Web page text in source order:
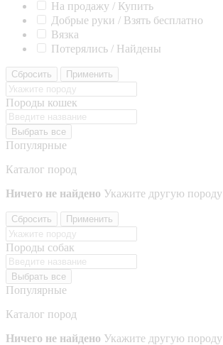
На продажу / Купить
Добрые руки / Взять бесплатно
Вязка
Потерялись / Найдены
Сбросить Применить
Породы кошек
Выбрать все
Популярные
Каталог пород
Ничего не найдено Укажите другую породу
Сбросить Применить
Породы собак
Выбрать все
Популярные
Каталог пород
Ничего не найдено Укажите другую породу